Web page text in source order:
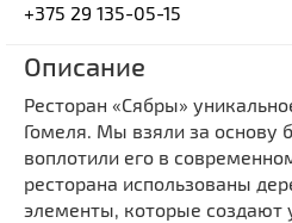
+375 29 135-05-15
Описание
Ресторан «Сябры»
Гомеля. Мы взяли за основу
воплотили его в
ресторана использованы
элементы, которые создают